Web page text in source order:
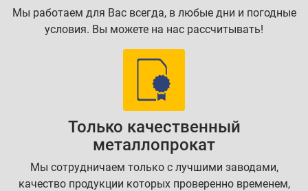
Мы работаем для Вас всегда, в любые дни и погодные
условия. Вы можете на нас рассчитывать!
Только качественный
металлопрокат
Мы сотрудничаем только с лучшими заводами,
качество продукции которых проверенно временем,